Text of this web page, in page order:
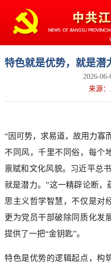
特色就是优势，就是潜
2026-
来源：
“因可势，求易道，故用力寡
不同风，千里不同俗，每个
禀赋和文化风貌。习近平总
就是潜力。”这一精辟论断
思主义哲学智慧，不仅是对
更为党员干部破除同质化发
提供了一把“金钥匙”。
特色是优势的逻辑起点，构